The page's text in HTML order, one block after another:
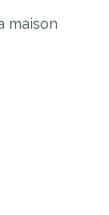
maison